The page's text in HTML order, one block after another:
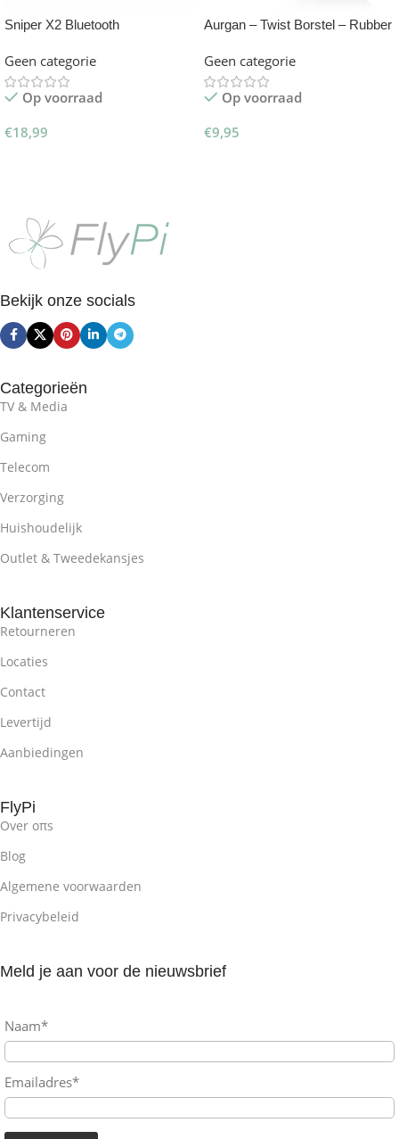
Sniper X2 Bluetooth
Geen categorie
Op voorraad
€18,99
Aurgan – Twist Borstel – Rubber
Geen categorie
Op voorraad
€9,95
Bekijk onze socials
Categorieën
TV & Media
Gaming
Telecom
Verzorging
Huishoudelijk
Outlet & Tweedekansjes
Klantenservice
Retourneren
Locaties
Contact
Levertijd
Aanbiedingen
FlyPi
Over oπs
Blog
Algemene voorwaarden
Privacybeleid
Meld je aan voor de nieuwsbrief
Naam*
Emailadres*